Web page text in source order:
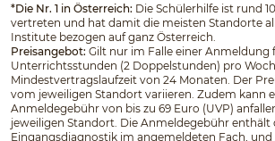
*Die Nr. 1 in Österreich: Die Schülerhilfe ist rund
vertreten und hat damit die meisten Standorte
Institute bezogen auf ganz Österreich.
Preisangebot: Gilt nur im Falle einer Anmeldung
Unterrichtsstunden (2 Doppelstunden) pro
Mindestvertragslaufzeit von 24 Monaten. Der
vom jeweiligen Standort variieren. Zudem kann
Anmeldegebühr von bis zu 69 Euro (UVP)
jeweiligen Standort. Die Anmeldegebühr enthält
Eingangsdiagnostik im angemeldeten Fach,